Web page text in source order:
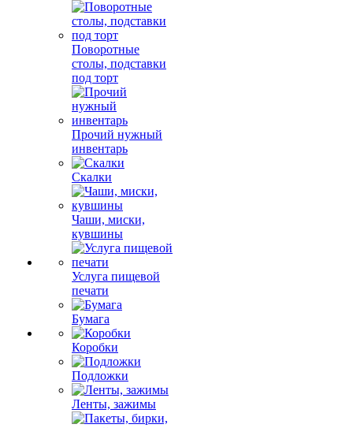
Поворотные
столы, подставки
под торт
Прочий нужный
инвентарь
Скалки
Чаши, миски,
кувшины
Услуга пищевой
печати
Бумага
Коробки
Подложки
Ленты, зажимы